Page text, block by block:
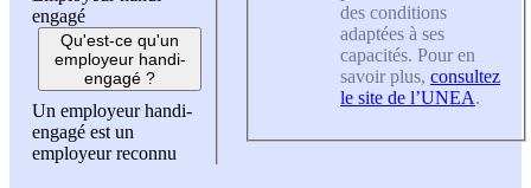
engagé
Qu'est-ce qu'un
employeur handi-
engagé ?
Un employeur handi-
engagé est un
employeur reconnu
des conditions
adaptées à ses
capacités. Pour en
savoir plus, consultez
le site de l’UNEA.